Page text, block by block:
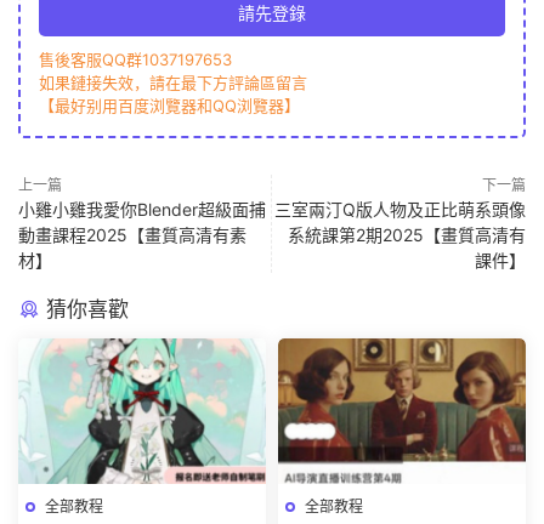
請先登錄
售後客服QQ群1037197653
如果鏈接失效，請在最下方評論區留言
【最好别用百度浏覽器和QQ浏覽器】
上一篇
小雞小雞我愛你Blender超級面捕
動畫課程2025【畫質高清有素
材】
下一篇
三室兩汀Q版人物及正比萌系頭像
系統課第2期2025【畫質高清有
課件】
猜你喜歡
全部教程 全部教程